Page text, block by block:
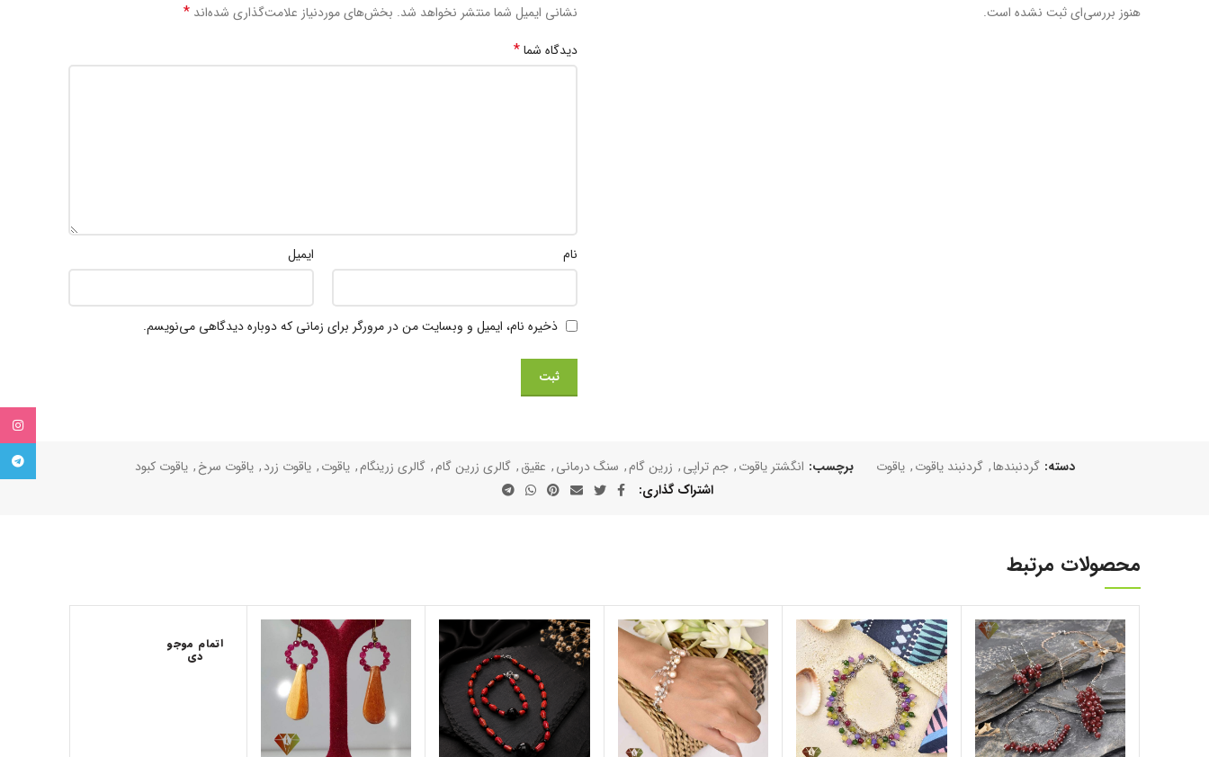
هنوز بررسی‌ای ثبت نشده است.
نشانی ایمیل شما منتشر نخواهد شد. بخش‌های موردنیاز علامت‌گذاری شده‌اند *
دیدگاه شما*
نام ایمیل
ذخیره نام، ایمیل و وبسایت من در مرورگر برای زمانی که دوباره دیدگاهی می‌نویسم.
دسته: گردنبند‌‌ها, گردنبند یاقوت, یاقوت برچسب: انگشتر یاقوت, جم تراپی, زرین گام, سنگ درمانی, عقیق, گالری زرین گام, گالری زرینگام, یاقوت, یاقوت زرد, یاقوت سرخ, یاقوت کبود
اشتراک گذاری
محصولات مرتبط
اتمام موجو
دی